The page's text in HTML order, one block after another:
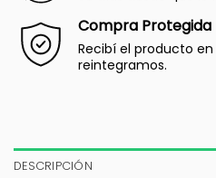
Compra Protegida
Recibí el producto
reintegramos.
DESCRIPCIÓN